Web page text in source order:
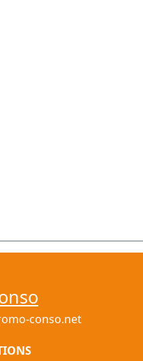
conso.net